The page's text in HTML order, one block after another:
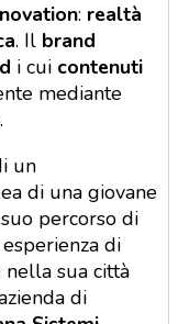
: realtà
. Il brand
i cui contenuti
mediante
.
un
di una giovane
percorso di
di
sua città
di